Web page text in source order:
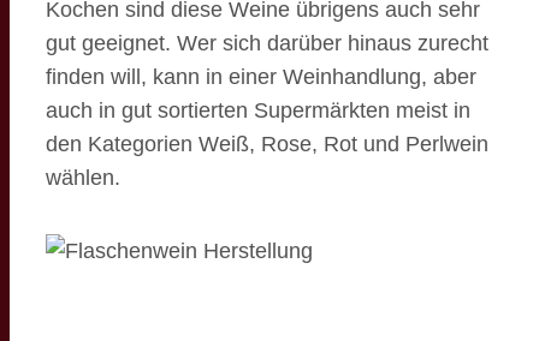
Kochen sind diese Weine übrigens auch sehr
gut geeignet. Wer sich darüber hinaus zurecht
finden will, kann in einer Weinhandlung, aber
auch in gut sortierten Supermärkten meist in
den Kategorien Weiß, Rose, Rot und Perlwein
wählen.